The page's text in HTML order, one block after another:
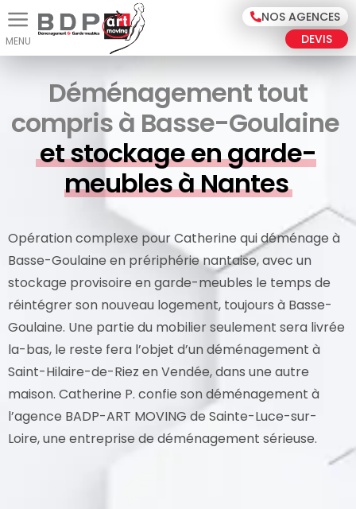
NOS AGENCES
DEVIS
Déménagement tout
compris à Basse-Goulaine
et stockage en garde-
meubles à Nantes
Opération complexe pour Catherine qui déménage à
Basse-Goulaine en prériphérie nantaise, avec un
stockage provisoire en garde-meubles le temps de
réintégrer son nouveau logement, toujours à Basse-
Goulaine. Une partie du mobilier seulement sera livrée
la-bas, le reste fera l’objet d’un déménagement à
Saint-Hilaire-de-Riez en Vendée, dans une autre
maison. Catherine P. confie son déménagement à
l’agence BADP-ART MOVING de Sainte-Luce-sur-
Loire, une entreprise de déménagement sérieuse.
Panneau de gestion des cookies